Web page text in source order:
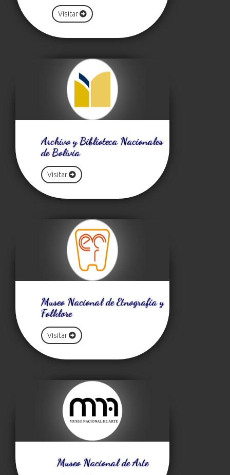
Visitar
Archivo y Biblioteca Nacionales
de Bolivia
Visitar
Museo Nacional de Etnografía y
Folklore
Visitar
Museo Nacional de Arte